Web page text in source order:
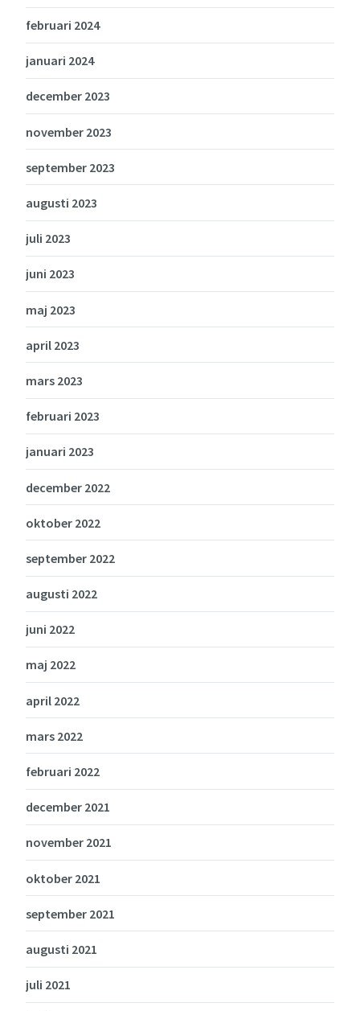
februari 2024
januari 2024
december 2023
november 2023
september 2023
augusti 2023
juli 2023
juni 2023
maj 2023
april 2023
mars 2023
februari 2023
januari 2023
december 2022
oktober 2022
september 2022
augusti 2022
juni 2022
maj 2022
april 2022
mars 2022
februari 2022
december 2021
november 2021
oktober 2021
september 2021
augusti 2021
juli 2021